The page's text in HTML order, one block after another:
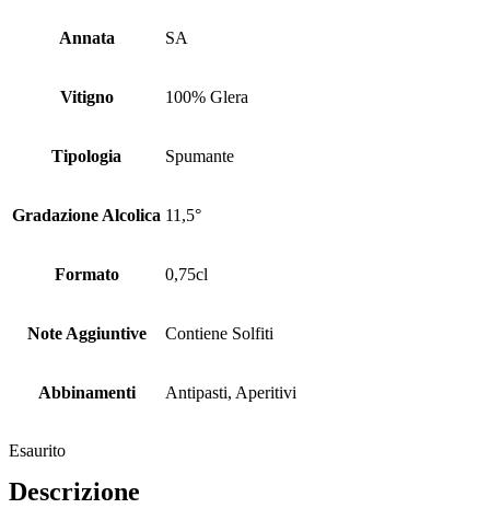
Annata SA
Vitigno 100% Glera
Tipologia Spumante
Gradazione Alcolica 11,5°
Formato 0,75cl
Note Aggiuntive Contiene Solfiti
Abbinamenti Antipasti, Aperitivi
Esaurito
Descrizione